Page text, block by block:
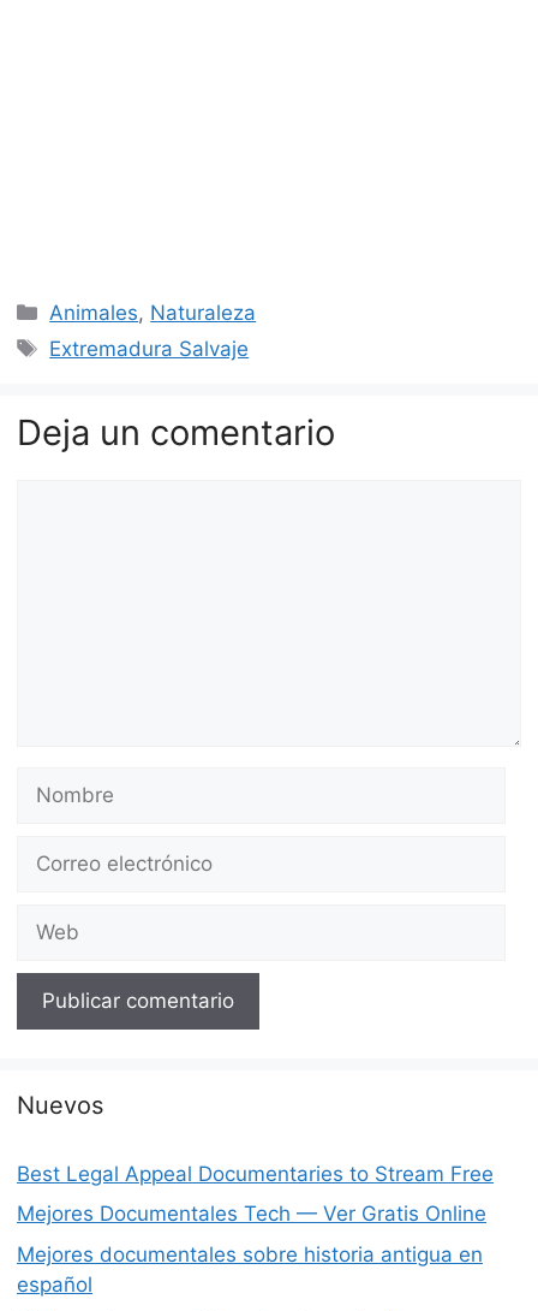
Categorías
Animales, Naturaleza
Etiquetas
Extremadura Salvaje
Deja un comentario
electrónico
Nuevos
Best Legal Appeal Documentaries to Stream Free
Mejores Documentales Tech — Ver Gratis Online
Mejores documentales sobre historia antigua en
español